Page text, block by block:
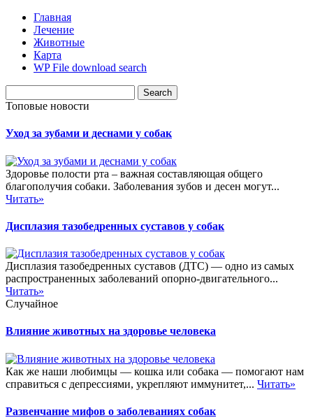
Главная
Лечение
Животные
Карта
WP File download search
Топовые новости
Уход за зубами и деснами у собак
Здоровье полости рта – важная составляющая общего
благополучия собаки. Заболевания зубов и десен могут...
Читать»
Дисплазия тазобедренных суставов у собак
Дисплазия тазобедренных суставов (ДТС) — одно из самых
распространенных заболеваний опорно-двигательного...
Читать»
Случайное
Влияние животных на здоровье человека
Как же наши любимцы — кошка или собака — помогают нам
справиться с депрессиями, укрепляют иммунитет,... Читать»
Развенчание мифов о заболеваниях собак